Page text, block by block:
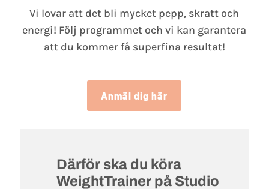
Vi lovar att det bli mycket pepp, skratt och
energi! Följ programmet och vi kan garantera
att du kommer få superfina resultat!
Anmäl dig här
Därför ska du köra
WeightTrainer på Studio